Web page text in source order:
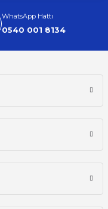
WhatsApp Hattı
0540 001 8134